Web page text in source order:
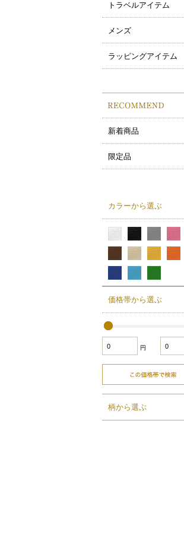
トラベルアイテム
メンズ
ラッピングアイテム
新着商品
限定品
カラーから選ぶ
価格帯から選ぶ
円
柄から選ぶ